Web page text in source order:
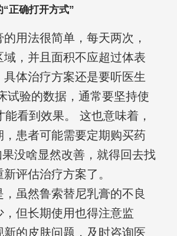
正确打开方式”
用法很简单，每天两次，
域，并且面积不应超过体表
体治疗方案还是要听医生
试验的数据，通常要坚持使
能看到效果。 这也意味着，
，患者可能需要定期购买药
没啥显然改善，就得回去找
评估治疗方案了。
，虽然鲁索替尼乳膏的不良
，但长期使用也得注意监
新的皮肤问题，及时咨询医